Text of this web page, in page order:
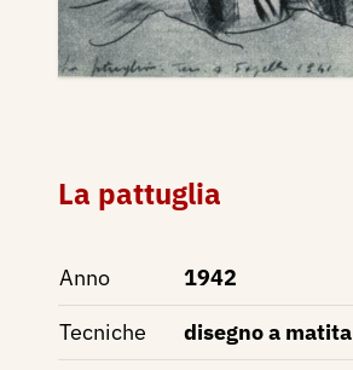
La pattuglia
Anno
1942
Tecniche
disegno a matita